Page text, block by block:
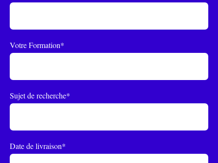
Votre Formation*
Sujet de recherche*
Date de livraison*